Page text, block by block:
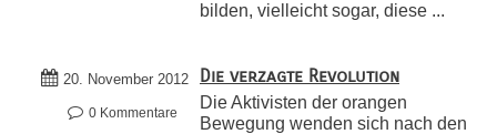
bilden, vielleicht sogar, diese ...
20. November 2012
0 Kommentare
Die verzagte Revolution
Die Aktivisten der orangen
Bewegung wenden sich nach den